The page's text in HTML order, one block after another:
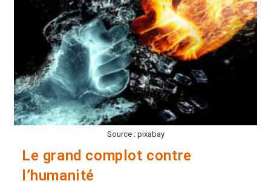
Source : pixabay
Le grand complot contre
l’humanité